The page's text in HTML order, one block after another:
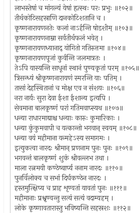
लाभस्तेषां च मांगल्यं येषां हृत्स्थः परः प्रभुः ॥१०२॥
तीर्थकोटिसहस्राणि दानकोटिशतानि च ।
कृष्णनारायणनतेः कलां नाऽर्हन्ति षोडशीम् ॥१०३॥
कृष्णनारायणनाम्ना सर्वतीर्थफलं भवेत् ।
कृष्णनारायणध्यानाद् योगितो गतिरुत्तमा ॥१०४॥
कृष्णनारायणपूजां कुर्वन्ति जलमात्रतः ।
तेऽपि यास्यन्ति साधूनां स्थानं पुण्यकृतां परम् ॥१०५॥
त्रिसन्ध्यं श्रीकृष्णनारायणं स्मरन्ति याः पतिम् ।
तासां देहस्थितानां च मोक्ष एव न संशयः ॥१०६॥
नरा नार्यः सुरा देवा ईशा ईशान्य इत्यपि ।
सेवमाना बालकृष्णं परां गतिमवाप्स्यथ ॥१०७॥
धन्या राधारमाद्याश्च धन्याः कारुः कुमारिकाः ।
धन्या कुंकुमवापी च यत्कान्तो भगवान् स्वयम् ॥१०८॥
धन्या वयं महीमाना यन्महेऽस्य समागमः ।
इत्युकत्वा नारदः श्रीमान् प्रणनाम पुनः पुनः ॥१०९॥
भगवन्तं बालकृष्णं शुकं श्रीवल्लभ तथा ।
माला रत्नमयी कण्ठेष्वार्प्य ननाम नारदः ॥११०॥
पुनर्विलोक्य च सभां दिर्घकण्ठेन नारदः ।
हस्तमुत्क्षिप्य च प्राह शृण्वतां यावतां पुनः ॥१११॥
महीमानाः प्रश्वृण्वन्तु सत्यं सत्यं वदाम्यहम् ।
लोके कृष्णावतारास्तु भविष्यन्ति सहस्रशः ॥११२॥